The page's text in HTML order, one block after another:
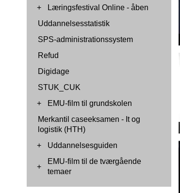
+
Læringsfestival Online - åben
Uddannelsesstatistik
SPS-administrationssystem
Refud
Digidage
STUK_CUK
+
EMU-film til grundskolen
Merkantil caseeksamen - It og
logistik (HTH)
+
Uddannelsesguiden
+
EMU-film til de tværgående
temaer